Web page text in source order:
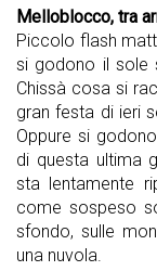
regolamento
Melloblocco, tra
Piccolo flash
si godono il sole
Chissà cosa si
gran festa di ieri
Oppure si
di questa ultima
sta lentamente
come sospeso
sfondo, sulle
una nuvola.